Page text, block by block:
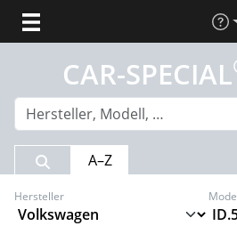
CAR-SPECIAL
Suchergebnis
A–Z
Hersteller